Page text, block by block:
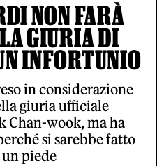
NON FARÀ
GIURIA DI
INFORTUNIO
in considerazione
giuria ufficiale
Chan-wook, ma ha
si sarebbe fatto
piede